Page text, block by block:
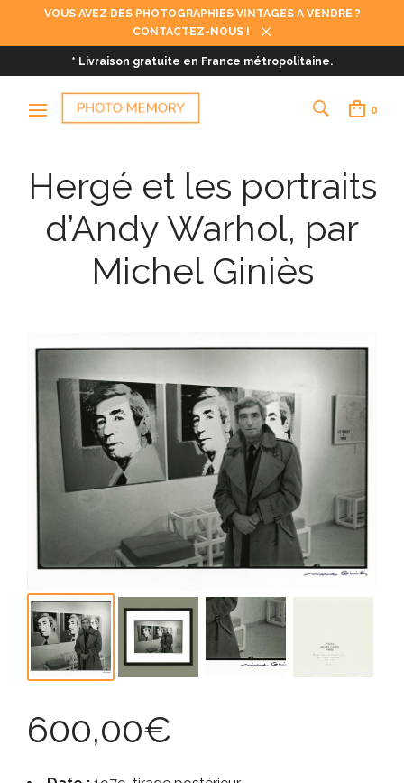
VOUS AVEZ DES PHOTOGRAPHIES VINTAGES A VENDRE ?
CONTACTEZ-NOUS !
* Livraison gratuite en France métropolitaine.
0
Hergé et les portraits
d’Andy Warhol, par
Michel Giniès
600,00€